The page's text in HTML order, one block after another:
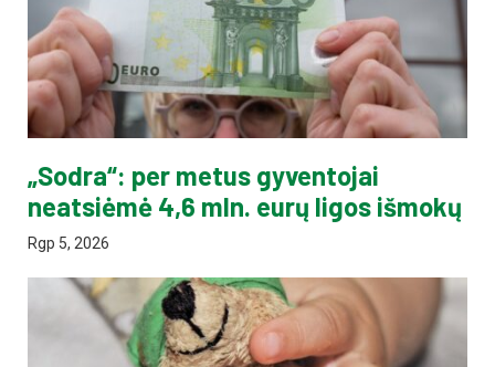
„Sodra“: per metus gyventojai
neatsiėmė 4,6 mln. eurų ligos išmokų
Rgp 5, 2026